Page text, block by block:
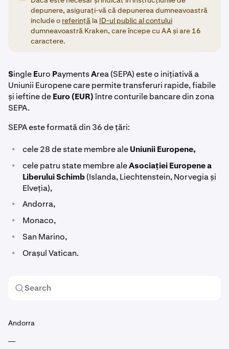
depunere, asigurați-vă că depunerea dumneavoastră
include o referință la ID-ul public al contului
dumneavoastră Kraken, care începe cu AA și are 16
caractere.
SingleEuro PaymentsArea (SEPA) este o inițiativă a
Uniunii Europene care permite transferuri rapide, fiabile
și ieftine deEuro (EUR)între conturile bancare din zona
SEPA.
SEPA este formată din 36 de țări:
• cele 28 de state membre aleUniunii Europene,
• cele patru state membre aleAsociației Europene a
Liberului Schimb(Islanda, Liechtenstein, Norvegia și
Elveția),
• Andorra,
• Monaco,
• San Marino,
• Orașul Vatican.
Andorra
—